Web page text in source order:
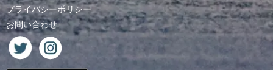
プライバシーポリシー
お問い合わせ